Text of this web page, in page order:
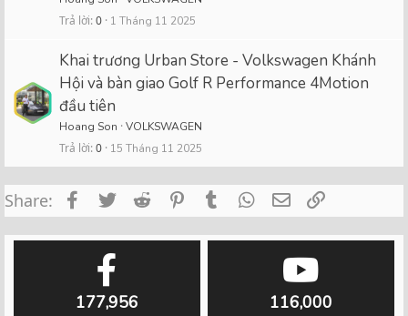
Trả lời 0 1 Tháng 11 2025
Khai trương Urban Store - Volkswagen Khánh
Hội và bàn giao Golf R Performance 4Motion
đầu tiên
Hoang Son VOLKSWAGEN
Trả lời 0 15 Tháng 11 2025
Share: FacebookTwitterReddit PinterestTumblrWhatsApp
Email
177,956
116,000